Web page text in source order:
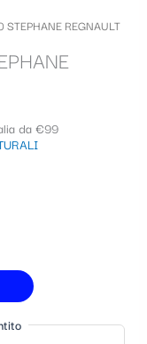
REGNAULT
da €99